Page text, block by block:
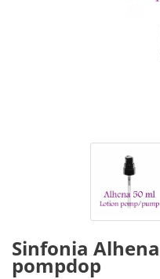
Sinfonia
pompdop